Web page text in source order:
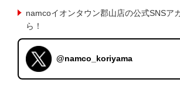
namcoイオンタウン郡山店の公式SNSア
ら！
@namco_koriyama